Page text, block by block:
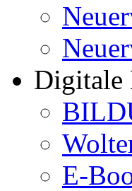
Digitale
E-